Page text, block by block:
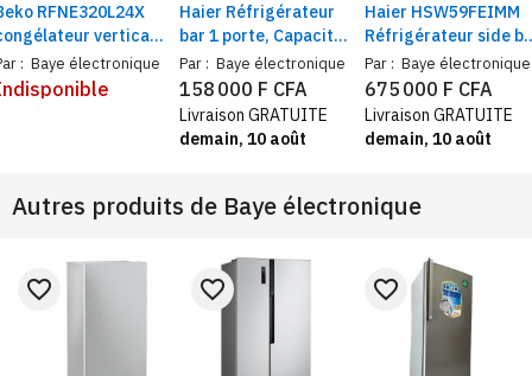
RFNE320L24X
vertical
givre gris 250
No Frost classe
: Baye électronique
Haier Réfrigérateur
bar 1 porte, Capacité
145 Litres, R600a
Par : Baye électronique
158 000 F CFA
Livraison GRATUITE
demain, 10 août
Haier HSW59FEIMM
Réfrigérateur side by
side 2 portes |
Distributeur glaçon,
capacité 391 L,
énergétique E,
platinum inox
Par : Baye électronique
675 000 F CFA
Livraison GRATUITE
demain, 10 août
Autres produits de Baye électronique
favorite_border favorite_border favorite_border